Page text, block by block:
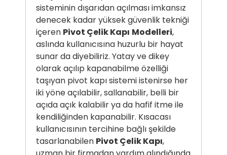
sisteminin dışarıdan açılması imkansız
denecek kadar yüksek güvenlik tekniği
içeren Pivot Çelik Kapı Modelleri,
aslında kullanıcısına huzurlu bir hayat
sunar da diyebiliriz. Yatay ve dikey
olarak açılıp kapanabilme özelliği
taşıyan pivot kapı sistemi istenirse her
iki yöne açılabilir, sallanabilir, belli bir
açıda açık kalabilir ya da hafif itme ile
kendiliğinden kapanabilir. Kısacası
kullanıcısının tercihine bağlı şekilde
tasarlanabilen Pivot Çelik Kapı,